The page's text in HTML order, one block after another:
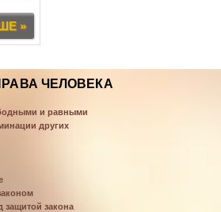
»
ЧЕЛОВЕКА
и равными
других
защитой закона